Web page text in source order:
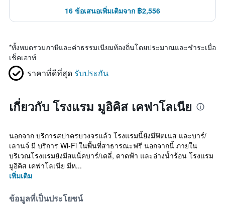
16 ข้อเสนอเพิ่มเติมจาก ฿2,556
*ทั้งหมดรวมภาษีและค่าธรรมเนียมท้องถิ่นโดยประมาณและชำระเมื่อ
เช็คเอาท์
ราคาที่ดีที่สุด รับประกัน
เกี่ยวกับ โรงแรม มูอิคิส เคฟาโลเนีย
นอกจาก บริการสปาครบวงจรแล้ว โรงแรมนี้ยังมีฟิตเนส และบาร์/
เลานจ์ มี บริการ Wi-Fi ในพื้นที่สาธารณะฟรี นอกจากนี้ ภายใน
บริเวณโรงแรมยังมีสแน็คบาร์/เดลี่, ดาดฟ้า และอ่างน้ำร้อน โรงแรม
มูอิคิส เคฟาโลเนีย มีห...
เพิ่มเติม
ข้อมูลที่เป็นประโยชน์